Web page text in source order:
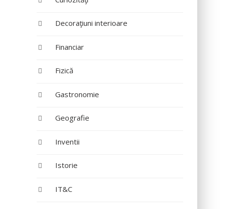
Decoraţiuni interioare
Financiar
Fizică
Gastronomie
Geografie
Inventii
Istorie
IT&C